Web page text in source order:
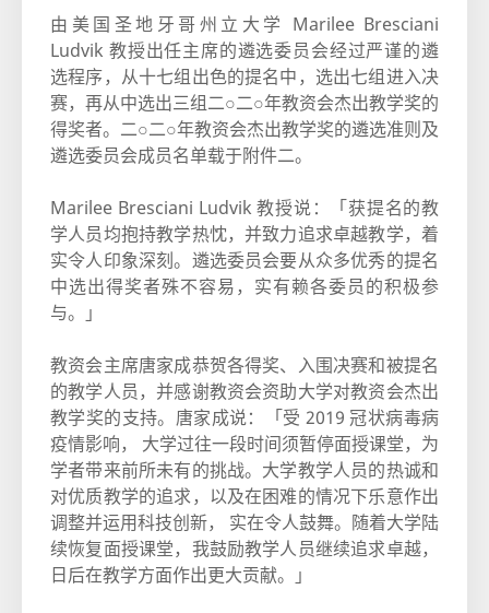
由美国圣地牙哥州立大学 Marilee Bresciani
Ludvik 教授出任主席的遴选委员会经过严谨的遴
选程序，从十七组出色的提名中，选出七组进入决
赛，再从中选出三组二○二○年教资会杰出教学奖的
得奖者。二○二○年教资会杰出教学奖的遴选准则及
遴选委员会成员名单载于附件二。
Marilee Bresciani Ludvik 教授说：「获提名的教
学人员均抱持教学热忱，并致力追求卓越教学，着
实令人印象深刻。遴选委员会要从众多优秀的提名
中选出得奖者殊不容易，实有赖各委员的积极参
与。」
教资会主席唐家成恭贺各得奖、入围决赛和被提名
的教学人员，并感谢教资会资助大学对教资会杰出
教学奖的支持。唐家成说：「受 2019 冠状病毒病
疫情影响， 大学过往一段时间须暂停面授课堂，为
学者带来前所未有的挑战。大学教学人员的热诚和
对优质教学的追求，以及在困难的情况下乐意作出
调整并运用科技创新， 实在令人鼓舞。随着大学陆
续恢复面授课堂，我鼓励教学人员继续追求卓越，
日后在教学方面作出更大贡献。」